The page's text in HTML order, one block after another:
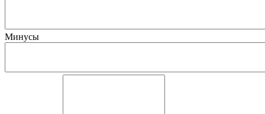
Минусы